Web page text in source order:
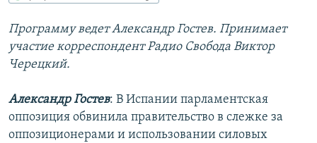
навигации
Вернутся
КУЛЬТУРА
IDEL.РЕАЛИИ
КАВКАЗ.РЕАЛИИ
СИБИРЬ.РЕАЛИИ
РАСПИСАНИЕ ВЕЩАНИЯ
Программу ведет Александр Гостев. Принимает
участие корреспондент Радио Свобода Виктор
Черецкий.
Александр Гостев: В Испании парламентская
оппозиция обвинила правительство в слежке за
оппозиционерами и использовании силовых